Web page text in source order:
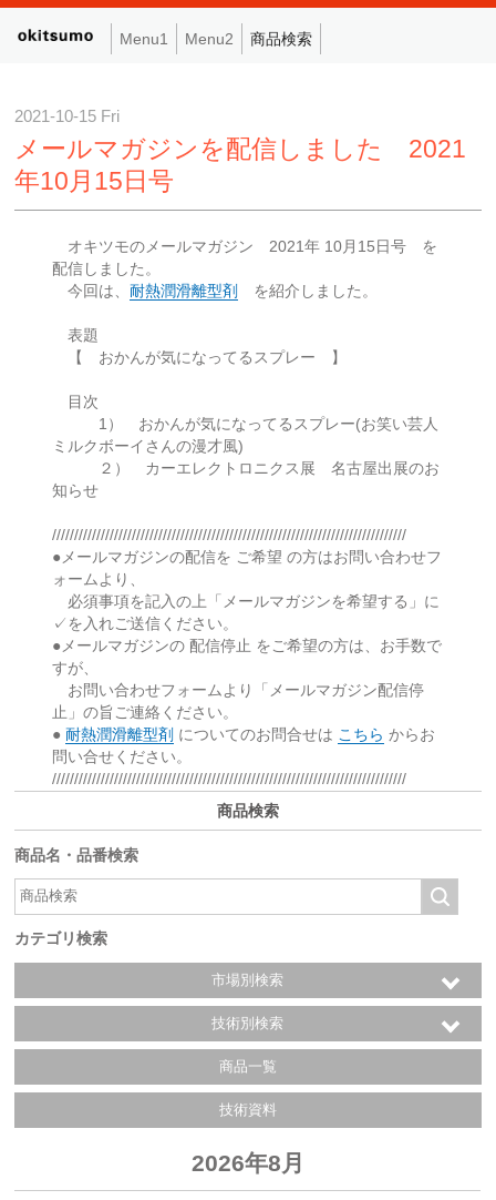
Menu1 Menu2 商品検索
2021-10-15 Fri
メールマガジンを配信しました 2021
年10月15日号
オキツモのメールマガジン 2021年 10月15日号 を
配信しました。
今回は、 耐熱潤滑離型剤 を紹介しました。
表題
【 おかんが気になってるスプレー 】
目次
1） おかんが気になってるスプレー(お笑い芸人
ミルクボーイさんの漫才風)
２） カーエレクトロニクス展 名古屋出展のお
知らせ
////////////////////////////////////////////////////////////////////////////////
●メールマガジンの配信を ご希望 の方はお問い合わせフ
ォームより、
必須事項を記入の上「メールマガジンを希望する」に
✓を入れご送信ください。
●メールマガジンの 配信停止 をご希望の方は、お手数で
すが、
お問い合わせフォームより「メールマガジン配信停
止」の旨ご連絡ください。
● 耐熱潤滑離型剤 についてのお問合せは こちら からお
問い合せください。
////////////////////////////////////////////////////////////////////////////////
商品検索
商品名・品番検索
カテゴリ検索
市場別検索
技術別検索
商品一覧
技術資料
2026年8月